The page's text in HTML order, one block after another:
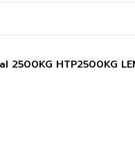
2500KG HTP2500KG